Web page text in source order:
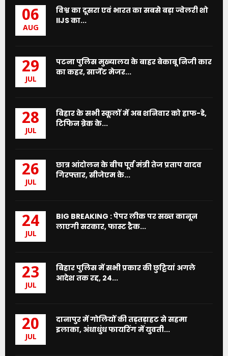
06
AUG
विश्व का दूसरा एवं भारत का सबसे बड़ा ज्वेलरी शो
IIJS का...
29
JUL
पटना पुलिस मुख्यालय के बाहर बेकाबू निजी कार
का कहर, सार्जेंट मेजर...
28
JUL
बिहार के सभी स्कूलों में अब शनिवार को हाफ-डे,
टिफिन ब्रेक के...
26
JUL
छात्र आंदोलन के बीच पूर्व मंत्री तेज प्रताप यादव
गिरफ्तार, सीजेएम के...
24
JUL
BIG BREAKING : पेपर लीक पर सख्त कानून
लाएगी सरकार, फास्ट ट्रैक...
23
JUL
बिहार पुलिस में सभी प्रकार की छुट्टियां अगले
आदेश तक रद्द, 24...
20
JUL
दानापुर में गोलियों की तड़तड़ाहट से सहमा
इलाका, अंधाधुंध फायरिंग में युवती...